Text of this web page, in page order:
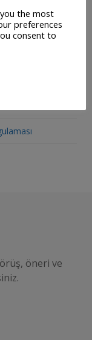
öneri ve
the most
preferences
consent to